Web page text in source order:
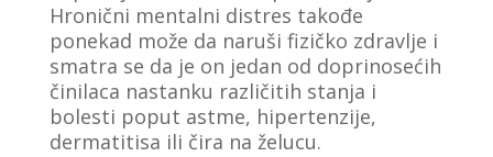
Hronični mentalni distres takođe
ponekad može da naruši fizičko zdravlje i
smatra se da je on jedan od doprinosećih
činilaca nastanku različitih stanja i
bolesti poput astme, hipertenzije,
dermatitisa ili čira na želucu.